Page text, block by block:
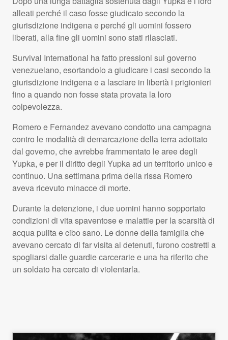
alleati perché il caso fosse giudicato secondo la
giurisdizione indigena e perché gli uomini fossero
liberati, alla fine gli uomini sono stati rilasciati.
Survival International ha fatto pressioni sul governo
venezuelano, esortandolo a giudicare i casi secondo la
giurisdizione indigena e a lasciare in libertà i prigionieri
fino a quando non fosse stata provata la loro
colpevolezza.
Romero e Fernandez avevano condotto una campagna
contro le modalità di demarcazione della terra adottato
dal governo, che avrebbe frammentato le aree degli
Yupka, e per il diritto degli Yupka ad un territorio unico e
continuo. Una settimana prima della rissa Romero
aveva ricevuto minacce di morte.
Durante la detenzione, i due uomini hanno sopportato
condizioni di vita spaventose e malattie per la scarsità di
acqua pulita e cibo sano. Le donne della famiglia che
avevano cercato di far visita ai detenuti, furono costretti a
spogliarsi dalle guardie carcerarie e una ha riferito che
un soldato ha cercato di violentarla.